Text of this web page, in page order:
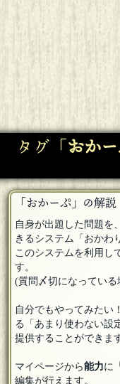
タグ「おか
「おかーぷ」の解説
自身が出題した問題を
きるシステム「おかわ
このシステムを利用し
す。
(質問〆切になってい
自分でもやってみたい
る「あまり使わない設
提供することができま
マイページから能力に
編集が行えます。